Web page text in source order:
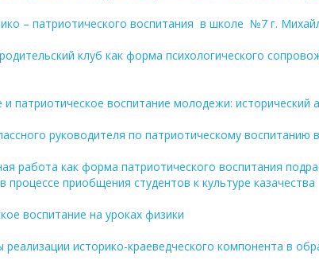
– патриотического воспитания в школе №7 г.
клуб как форма психологического
патриотическое воспитание молодежи: исторический
руководителя по патриотическому
работа как форма патриотического воспитания
процессе приобщения студентов к культуре казачества
воспитание на уроках физики
историко-краеведческого компонента в